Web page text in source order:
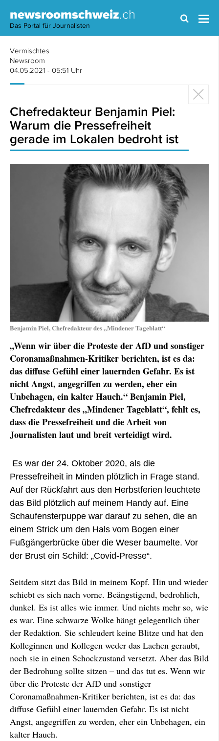
newsroomschweiz.ch
Das Portal für Journalisten
Vermischtes
Newsroom
04.05.2021 - 05:51 Uhr
Chefredakteur Benjamin Piel:
Warum die Pressefreiheit
gerade im Lokalen bedroht ist
Benjamin Piel, Chefredakteur des „Mindener Tageblatt“
„Wenn wir über die Proteste der AfD und sonstiger
Coronamaßnahmen-Kritiker berichten, ist es da:
das diffuse Gefühl einer lauernden Gefahr. Es ist
nicht Angst, angegriffen zu werden, eher ein
Unbehagen, ein kalter Hauch.“ Benjamin Piel,
Chefredakteur des „Mindener Tageblatt“, fehlt es,
dass die Pressefreiheit und die Arbeit von
Journalisten laut und breit verteidigt wird.
Es war der 24. Oktober 2020, als die
Pressefreiheit in Minden plötzlich in Frage stand.
Auf der Rückfahrt aus den Herbstferien leuchtete
das Bild plötzlich auf meinem Handy auf. Eine
Schaufensterpuppe war darauf zu sehen, die an
einem Strick um den Hals vom Bogen einer
Fußgängerbrücke über die Weser baumelte. Vor
der Brust ein Schild: „Covid-Presse“.
Seitdem sitzt das Bild in meinem Kopf. Hin und wieder
schiebt es sich nach vorne. Beängstigend, bedrohlich,
dunkel. Es ist alles wie immer. Und nichts mehr so, wie
es war. Eine schwarze Wolke hängt gelegentlich über
der Redaktion. Sie schleudert keine Blitze und hat den
Kolleginnen und Kollegen weder das Lachen geraubt,
noch sie in einen Schockzustand versetzt. Aber das Bild
der Bedrohung sollte sitzen – und das tut es. Wenn wir
über die Proteste der AfD und sonstiger
Coronamaßnahmen-Kritiker berichten, ist es da: das
diffuse Gefühl einer lauernden Gefahr. Es ist nicht
Angst, angegriffen zu werden, eher ein Unbehagen, ein
kalter Hauch.